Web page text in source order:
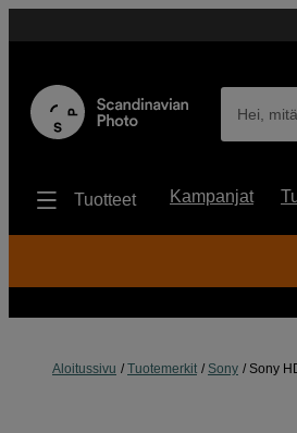
Hei,
Tuotteet Kampanjat
Aloitussivu Tuotemerkit Sony Sony